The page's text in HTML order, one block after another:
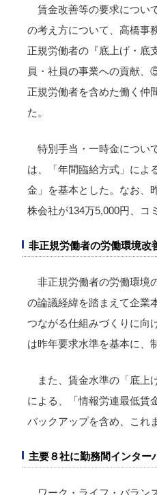
賃金改善等の要求につい
の考え方について、高橋
正規労働者の『底上げ・
員・社員の事業への貢献
正規労働者を含めた働く仲
た。
特別手当・一時金につい
は、「年間臨給方式」によ
金」を基本とした。なお、
株会社が134万5,000円、コ
非正規労働者の労働環境改
非正規労働者の労働環境
の論議経緯を踏まえて企業
つながる仕組みづくりに向
は昨年要求水準を基本に
また、賃金水準の「底上
による、「情報労連最低賃
バックアップを含め、これ
主要８社に勤務間インター
ワーク・ライフ・バラン